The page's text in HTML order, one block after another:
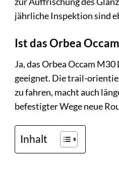
jährliche Inspektion sind
Ist das Orbea
Ja, das Orbea Occam
geeignet. Die trail-
zu fahren, macht auch
befestigter Wege neue
Inhalt